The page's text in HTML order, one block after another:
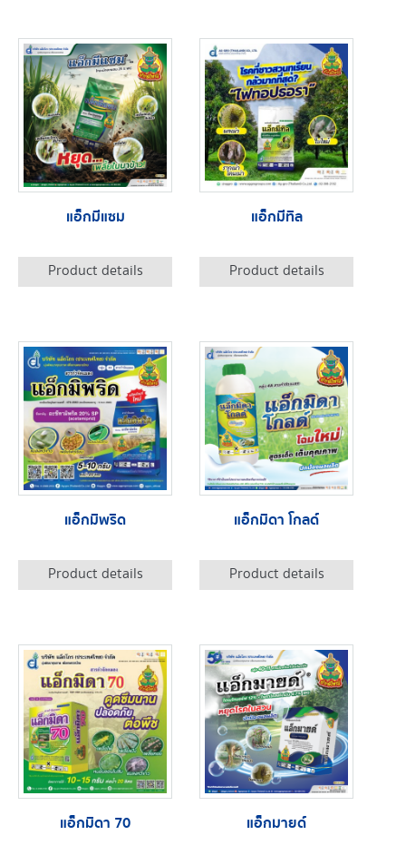
แอ็กมีแซม
Product details
แอ็กมีทิล
Product details
แอ็กมิพริด
Product details
แอ็กมิดา โกลด์
Product details
แอ็กมิดา 70 แอ็กมายด์